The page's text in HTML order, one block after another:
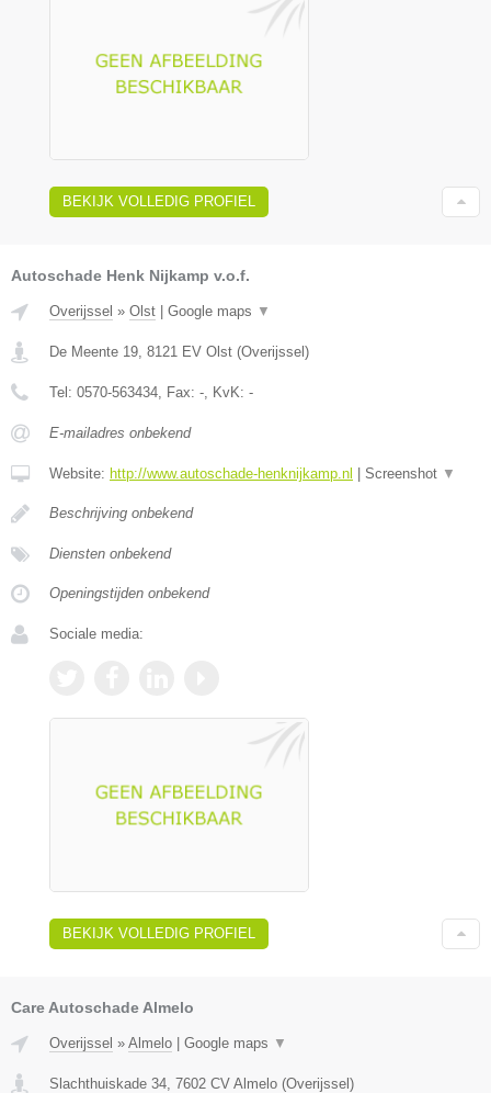
BEKIJK VOLLEDIG PROFIEL
Autoschade Henk Nijkamp v.o.f.
Overijssel » Olst Google maps ▼
De Meente 19, 8121 EV Olst (Overijssel )
Tel: 0570-563434, Fax: -, KvK: -
E-mailadres onbekend
Website: http://www.autoschade-henknijkamp.nl Screenshot ▼
Beschrijving onbekend
Diensten onbekend
Openingstijden onbekend
Sociale media:
BEKIJK VOLLEDIG PROFIEL
Care Autoschade Almelo
Overijssel » Almelo Google maps ▼
Slachthuiskade 34 7602 CV Almelo (Overijssel )